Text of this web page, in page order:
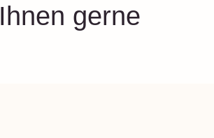
Ihnen gerne